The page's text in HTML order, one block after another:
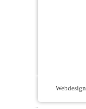
Webdesign